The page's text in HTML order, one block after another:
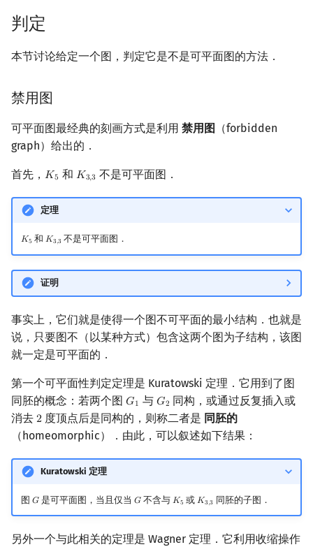
判定
本节讨论给定一个图，判定它是不是可平面图的方法．
禁用图
可平面图最经典的刻画方式是利用 禁用图
（forbidden
graph）给出的．
首先， 𝐾5
K5 和 𝐾3,3
K3,3 不是可平面图．
定理
𝐾5
K5 和 𝐾3,3
K3,3 不是可平面图．
证明
事实上，它们就是使得一个图不可平面的最小结构．也就是
说，只要图不（以某种方式）包含这两个图为子结构，该图
就一定是可平面的．
第一个可平面性判定定理是 Kuratowski 定理．它用到了图
同胚的概念：若两个图 𝐺1
G1 与 𝐺2
G2 同构，或通过反复插入或
消去 2
2 度顶点后是同构的，则称二者是 同胚的
（homeomorphic）．由此，可以叙述如下结果：
Kuratowski 定理
图 𝐺
G是可平面图，当且仅当 𝐺
G不含与 𝐾5
K5 或 𝐾3,3
K3,3 同胚的子图．
另外一个与此相关的定理是 Wagner 定理．它利用收缩操作